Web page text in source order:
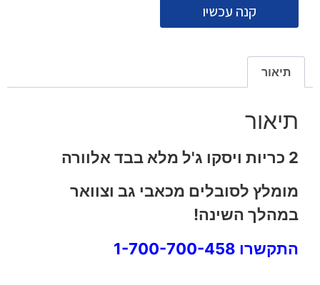
קנה עכשיו
תיאור
תיאור
2 כריות ויסקו ג'ל מלא בבד אלוורה
מומלץ לסובלים מכאבי גב וצוואר
במהלך השינה!
התקשרו 1-700-700-458